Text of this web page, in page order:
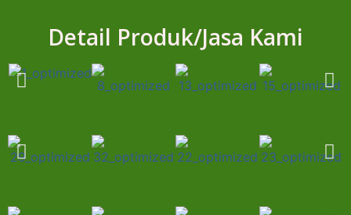
Detail Produk/Jasa Kami